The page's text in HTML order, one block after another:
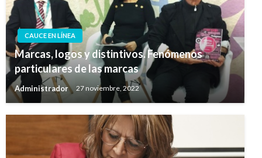
CAUCE EN LÍNEA
Marcas, logos y distintivos. Fenómenos
particulares de las marcas
Administrador 27 noviembre, 2022